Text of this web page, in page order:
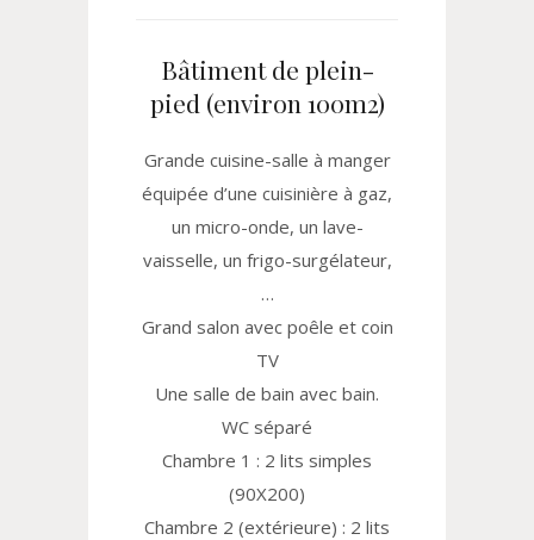
Bâtiment de plein-
pied (environ 100m2)
Grande cuisine-salle à manger
équipée d’une cuisinière à gaz,
un micro-onde, un lave-
vaisselle, un frigo-surgélateur,
…
Grand salon avec poêle et coin
TV
Une salle de bain avec bain.
WC séparé
Chambre 1 : 2 lits simples
(90X200)
Chambre 2 (extérieure) : 2 lits